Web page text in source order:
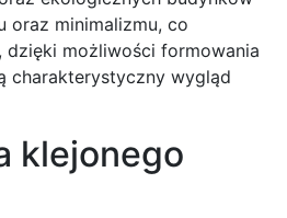
oraz minimalizmu, co
możliwości formowania
charakterystyczny wygląd
klejonego